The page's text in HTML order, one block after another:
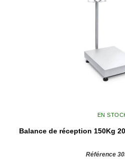
EN
Balance de réception 150Kg
Référence